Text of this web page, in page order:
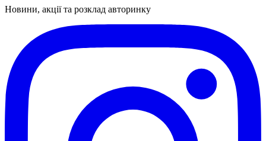
Новини, акції та розклад авторинку